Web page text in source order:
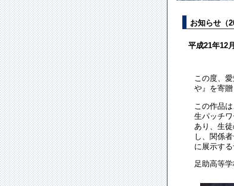
お知らせ（
平成21年12
この度、
や』を寄贈
この作品
生パッチ
あり、生
し、関係
に展示す
足助高等